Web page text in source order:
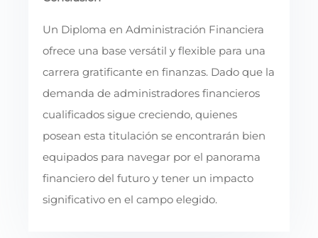
Un Diploma en Administración Financiera
ofrece una base versátil y flexible para una
carrera gratificante en finanzas. Dado que la
demanda de administradores financieros
cualificados sigue creciendo, quienes
posean esta titulación se encontrarán bien
equipados para navegar por el panorama
financiero del futuro y tener un impacto
significativo en el campo elegido.